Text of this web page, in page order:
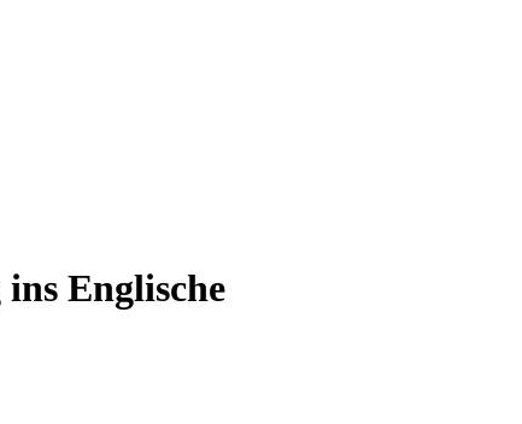
Englische